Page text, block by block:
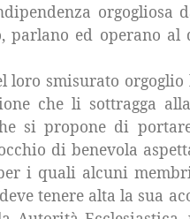
orgogliosa
parlano ed operano
smisurato
che li sottragga
si propone di
di benevola
i quali alcuni
tenere alta la sua